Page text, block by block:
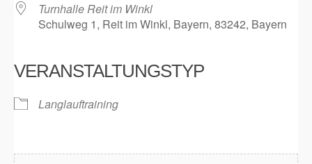
Turnhalle Reit im Winkl
Schulweg 1, Reit im Winkl, Bayern, 83242, Bayern
VERANSTALTUNGSTYP
Langlauftraining